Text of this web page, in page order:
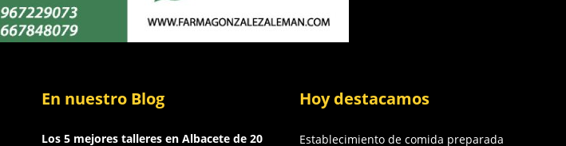
En nuestro Blog
Los 5 mejores talleres en Albacete de 20
Hoy destacamos
Establecimiento de comida preparada